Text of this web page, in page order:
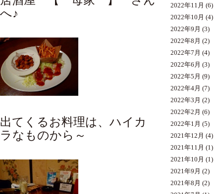
へ♪
出てくるお料理は、ハイカ
ラなものから～
2022年11月 (6)
2022年10月 (4)
2022年9月 (3)
2022年8月 (2)
2022年7月 (4)
2022年6月 (3)
2022年5月 (9)
2022年4月 (7)
2022年3月 (2)
2022年2月 (6)
2022年1月 (5)
2021年12月 (4)
2021年11月 (1)
2021年10月 (1)
2021年9月 (2)
2021年8月 (2)